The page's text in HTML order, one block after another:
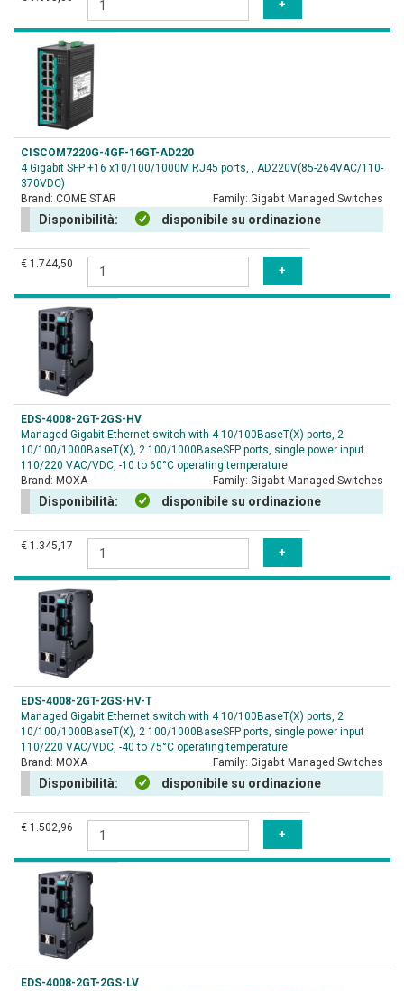
CISCOM7220G-4GF-16GT-AD220
4 Gigabit SFP +16 x10/100/1000M RJ45 ports, , AD220V(85-264VAC/110-
370VDC)
Brand: COME STAR Family: Gigabit Managed Switches
Disponibilità: disponibile su ordinazione
€ 1.744,50
EDS-4008-2GT-2GS-HV
Managed Gigabit Ethernet switch with 4 10/100BaseT(X) ports, 2
10/100/1000BaseT(X), 2 100/1000BaseSFP ports, single power input
110/220 VAC/VDC, -10 to 60°C operating temperature
Brand: MOXA Family: Gigabit Managed Switches
Disponibilità: disponibile su ordinazione
€ 1.345,17
EDS-4008-2GT-2GS-HV-T
Managed Gigabit Ethernet switch with 4 10/100BaseT(X) ports, 2
10/100/1000BaseT(X), 2 100/1000BaseSFP ports, single power input
110/220 VAC/VDC, -40 to 75°C operating temperature
Brand: MOXA Family: Gigabit Managed Switches
Disponibilità: disponibile su ordinazione
€ 1.502,96
EDS-4008-2GT-2GS-LV